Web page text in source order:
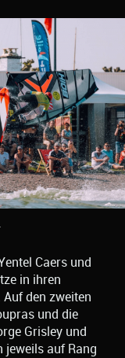
Caers und
in ihren
den zweiten
und die
Grisley und
jeweils auf Rang